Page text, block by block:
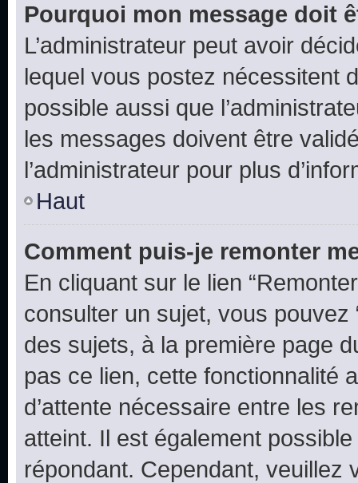
Pourquoi mon message doit
L’administrateur peut avoir
lequel vous postez nécessitent
possible aussi que
les messages doivent être
l’administrateur pour plus
Haut
Comment puis-je remonter
En cliquant sur le lien
consulter un sujet, vous pouvez
des sujets, à la première page
pas ce lien, cette fonctionnalité
d’attente nécessaire entre les
atteint. Il est également
répondant. Cependant,